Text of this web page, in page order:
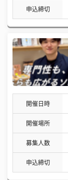
申込締切
開催日時
開催場所
募集人数
申込締切